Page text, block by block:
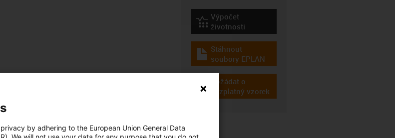
igus-icon-lebensdauerrechner
Výpočet
životnosti
igus-icon-download-plan
Stáhnout
soubory EPLAN
igus-icon-gratismuster
Požádat o
bezplatný vzorek
by adhering to the European Union General Data